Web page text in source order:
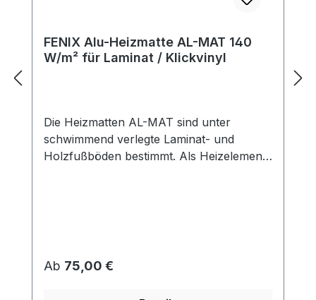
FENIX Alu-Heizmatte AL-MAT 140
W/m² für Laminat / Klickvinyl
Die Heizmatten AL-MAT sind unter
schwimmend verlegte Laminat- und
Holzfußböden bestimmt. Als Heizelement
Matte mit einem Anschlussleiter (sog.
Regulärer Preis:
Ab 75,00 €